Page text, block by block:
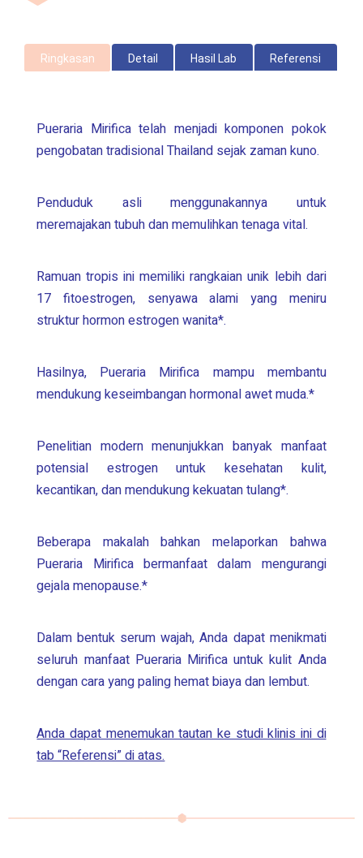
Ringkasan Detail Hasil Lab Referensi
Pueraria Mirificatelah menjadi komponen pokok
pengobatan tradisional Thailand sejak zaman kuno.
Penduduk asli menggunakannya untuk
meremajakan tubuh dan memulihkan tenaga vital.
Ramuan tropis ini memiliki rangkaian unik lebih dari
17 fitoestrogen, senyawa alami yang meniru
struktur hormon estrogen wanita*.
Hasilnya, Pueraria Mirifica mampu membantu
mendukung keseimbangan hormonal awet muda.*
Penelitian modern menunjukkan banyak manfaat
potensial estrogen untuk kesehatan kulit,
kecantikan, dan mendukung kekuatan tulang*.
Beberapa makalah bahkan melaporkan bahwa
Pueraria Mirificabermanfaat dalam mengurangi
gejala menopause.*
Dalam bentuk serum wajah, Anda dapat menikmati
seluruh manfaat Pueraria Mirifica untuk kulit Anda
dengan cara yang paling hemat biaya dan lembut.
Anda dapat menemukan tautan ke studi klinis ini di
tab “Referensi” di atas.